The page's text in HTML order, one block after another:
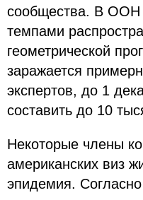
сообщества. В ООН
темпами
геометрической
заражается
экспертов, до 1
составить до 10
Некоторые члены
американских виз
эпидемия.